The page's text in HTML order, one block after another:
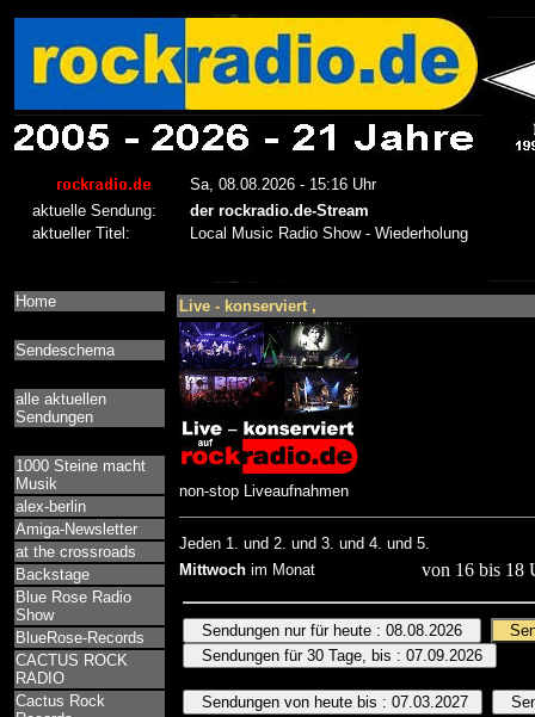
Home
Sendeschema
alle aktuellen
Sendungen
1000 Steine macht
Musik
alex-berlin
Amiga-Newsletter
at the crossroads
Backstage
Blue Rose Radio
Show
BlueRose-Records
CACTUS ROCK
RADIO
Cactus Rock
Live - konserviert ,
non-stop Liveaufnahmen
Jeden 1. und 2. und 3. und 4. und 5.
Mittwoch im Monat von 16 bis 18